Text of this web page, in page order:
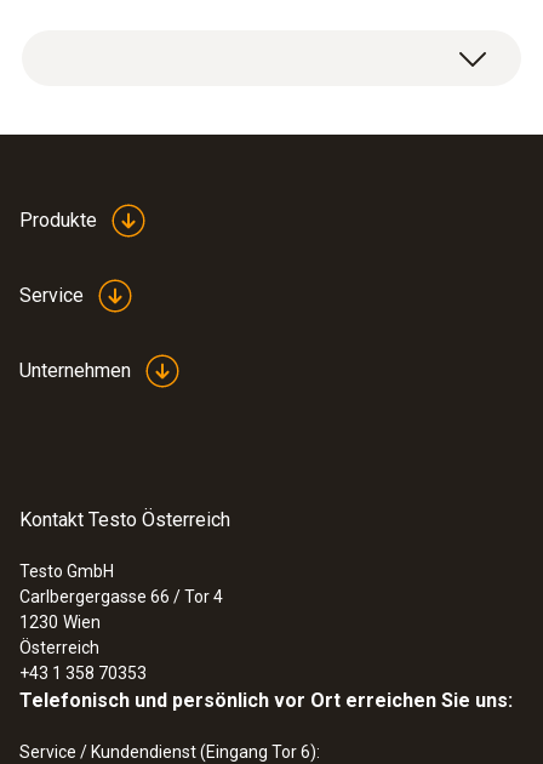
Silberoxid
Produktfarbe
:0632 3340
testo 340 - Abgasanalysegerät für die
Industrie
Produkte
Service
Unternehmen
Kontakt Testo Österreich
Testo GmbH
Carlbergergasse 66 / Tor 4
1230 Wien
Österreich
+43 1 358 70353
Telefonisch und persönlich vor Ort erreichen Sie uns:
Service / Kundendienst (Eingang Tor 6):